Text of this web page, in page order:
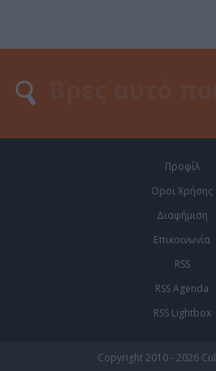
Προφίλ
Οροι Χρήσης
Διαφήμιση
Επικοινωνία
RSS
RSS Agenda
RSS Lightbox
Copyright 2010 - 2026